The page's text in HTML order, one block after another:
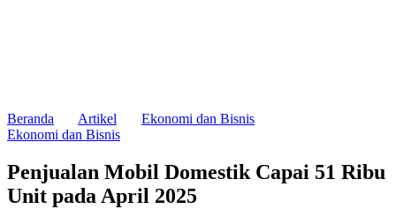
Beranda Artikel
Ekonomi dan Bisnis
Ekonomi dan Bisnis
Penjualan Mobil Domestik Capai 51 Ribu
Unit pada April 2025